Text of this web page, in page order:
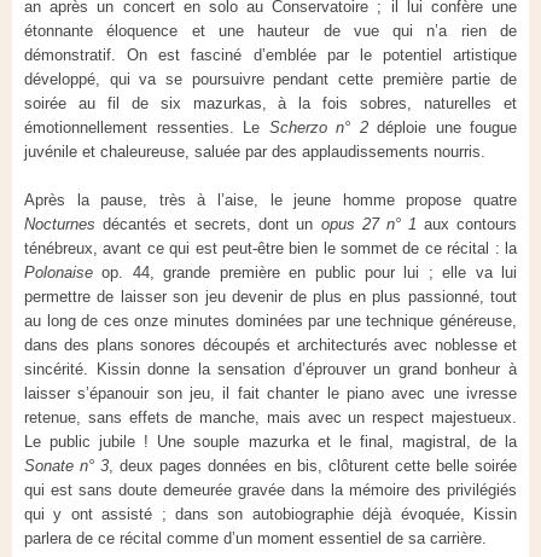
an après un concert en solo au Conservatoire ; il lui confère une
étonnante éloquence et une hauteur de vue qui n’a rien de
démonstratif. On est fasciné d’emblée par le potentiel artistique
développé, qui va se poursuivre pendant cette première partie de
soirée au fil de six mazurkas, à la fois sobres, naturelles et
émotionnellement ressenties. Le Scherzo n° 2déploie une fougue
juvénile et chaleureuse, saluée par des applaudissements nourris.
Après la pause, très à l’aise, le jeune homme propose quatre
Nocturnes décantés et secrets, dont un opus 27 n° 1 aux contours
ténébreux, avant ce qui est peut-être bien le sommet de ce récital : la
Polonaise op. 44, grande première en public pour lui ; elle va lui
permettre de laisser son jeu devenir de plus en plus passionné, tout
au long de ces onze minutes dominées par une technique généreuse,
dans des plans sonores découpés et architecturés avec noblesse et
sincérité. Kissin donne la sensation d’éprouver un grand bonheur à
laisser s’épanouir son jeu, il fait chanter le piano avec une ivresse
retenue, sans effets de manche, mais avec un respect majestueux.
Le public jubile ! Une souple mazurka et le final, magistral, de la
Sonate n° 3, deux pages données en bis, clôturent cette belle soirée
qui est sans doute demeurée gravée dans la mémoire des privilégiés
qui y ont assisté ; dans son autobiographie déjà évoquée, Kissin
parlera de ce récital comme d’un moment essentiel de sa carrière.